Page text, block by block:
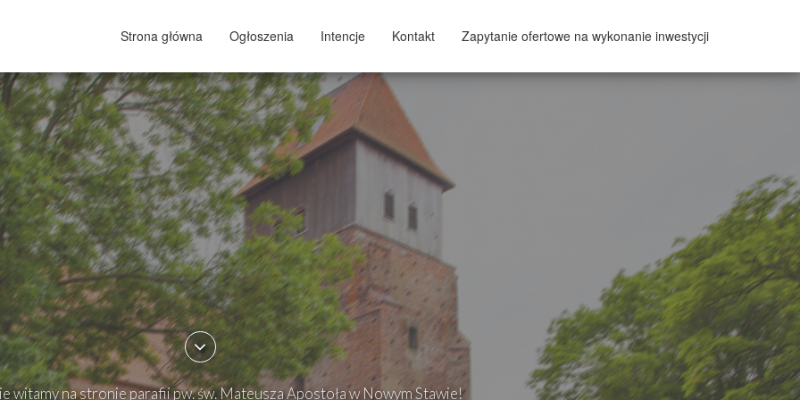
Strona główna Ogłoszenia Intencje Kontakt Zapytanie ofertowe na wykonanie inwestycji
witamy na stronie parafii pw. św. Mateusza Apostoła w Nowym Stawie!